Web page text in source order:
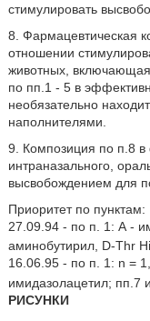
стимулировать
8. Фармацевтическая
отношении
животных, включающая
по пп.1 - 5 в
необязательно
наполнителями.
9. Композиция по п.8 в
интраназального,
высвобождением для
Приоритет по пунктам:
27.09.94 - по п. 1: А -
аминобутирил, D-Thr
16.06.95 - по п. 1: n =
имидазолацетил; пп.7
РИСУНКИ